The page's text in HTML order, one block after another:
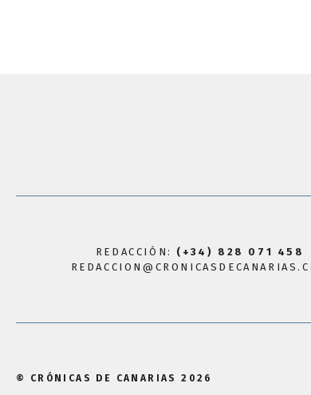
REDACCIÓN: (+34) 828 071 458
© CRÓNICAS DE CANARIAS 2026